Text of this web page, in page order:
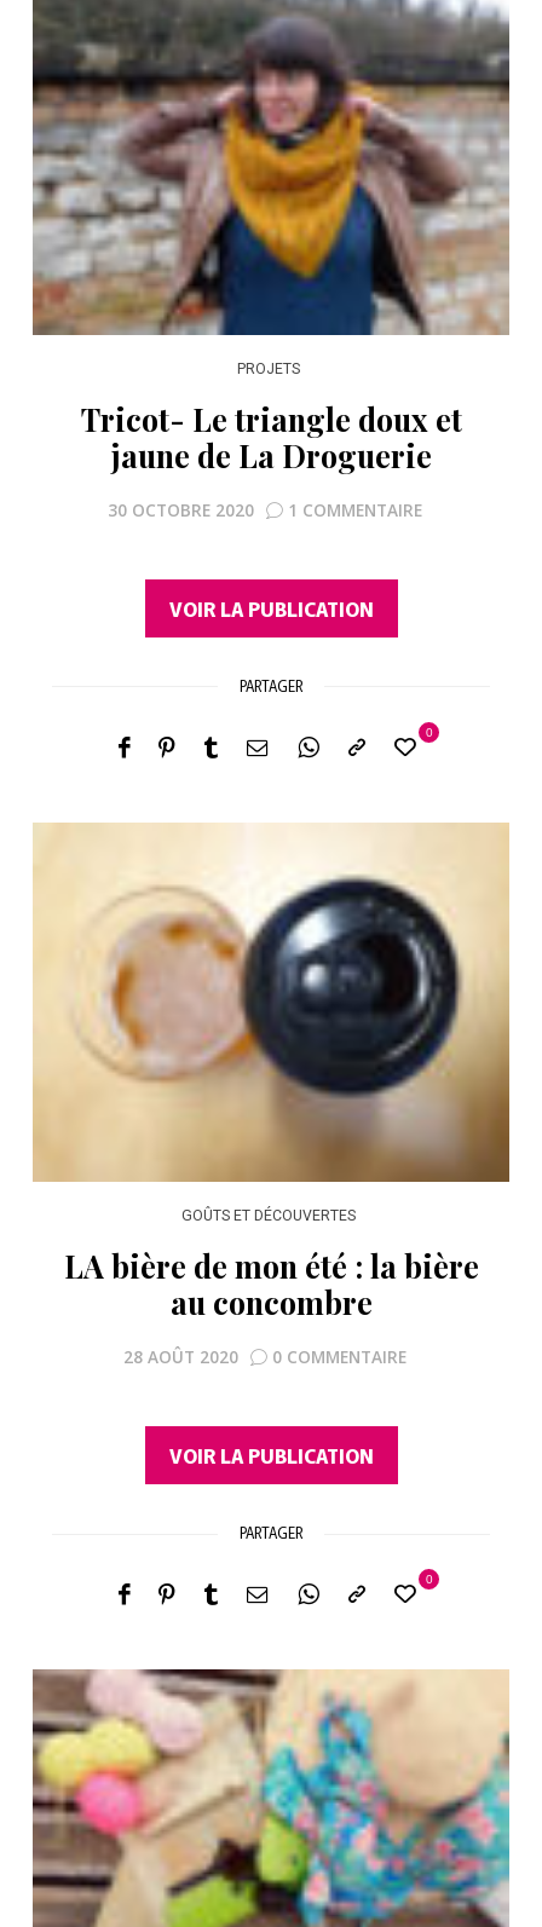
PROJETS
Tricot- Le triangle doux et
jaune de La Droguerie
30 OCTOBRE 2020 1 COMMENTAIRE
VOIR LA PUBLICATION
PARTAGER
0
GOÛTS ET DÉCOUVERTES
LA bière de mon été : la bière
au concombre
28 AOÛT 2020 0 COMMENTAIRE
VOIR LA PUBLICATION
PARTAGER
0